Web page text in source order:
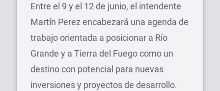
Entre el 9 y el 12 de junio, el intendente
Martín Perez encabezará una agenda de
trabajo orientada a posicionar a Río
Grande y a Tierra del Fuego como un
destino con potencial para nuevas
inversiones y proyectos de desarrollo.